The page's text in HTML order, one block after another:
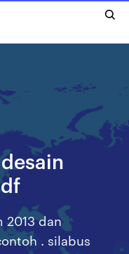
2013 dan
. silabus